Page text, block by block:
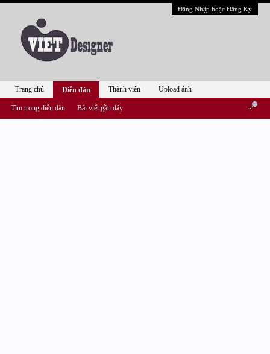
Đăng Nhập hoặc Đăng Ký
Trang chủ Diễn đàn
Tìm trong diễn đàn Bài viết gần đây
Thành viên Upload ảnh